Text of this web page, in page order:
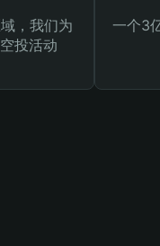
，我们为
投活动
一个3